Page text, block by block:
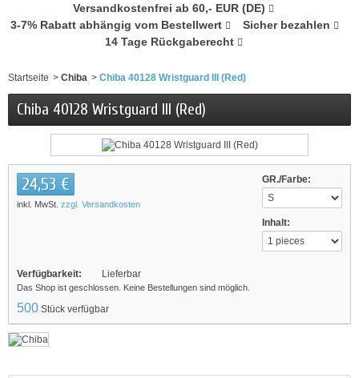
Versandkostenfrei ab 60,- EUR (DE)
3-7% Rabatt abhängig vom Bestellwert
Sicher bezahlen
14 Tage Rückgaberecht
Startseite > Chiba > Chiba 40128 Wristguard III (Red)
Chiba 40128 Wristguard III (Red)
GR./Farbe:
Inhalt:
24,53 €
inkl. MwSt. zzgl. Versandkosten
Verfügbarkeit: Lieferbar
Das Shop ist geschlossen. Keine Bestellungen sind möglich.
500 Stück verfügbar